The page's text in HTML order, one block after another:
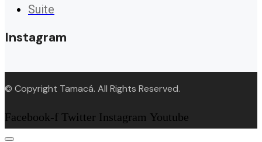
Suite
Instagram
© Copyright Tamacá. All Rights Reserved.
Facebook-f Twitter Instagram Youtube